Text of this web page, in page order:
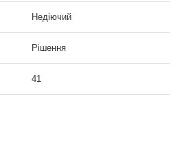
Недіючий
Рішення
41